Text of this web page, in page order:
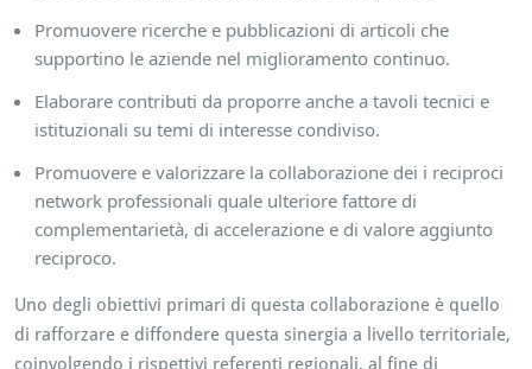
Promuovere ricerche e pubblicazioni di articoli che
supportino le aziende nel miglioramento continuo.
Elaborare contributi da proporre anche a tavoli tecnici e
istituzionali su temi di interesse condiviso.
Promuovere e valorizzare la collaborazione dei i reciproci
network professionali quale ulteriore fattore di
complementarietà, di accelerazione e di valore aggiunto
reciproco.
Uno degli obiettivi primari di questa collaborazione è quello
di rafforzare e diffondere questa sinergia a livello territoriale,
coinvolgendo i rispettivi referenti regionali, al fine di